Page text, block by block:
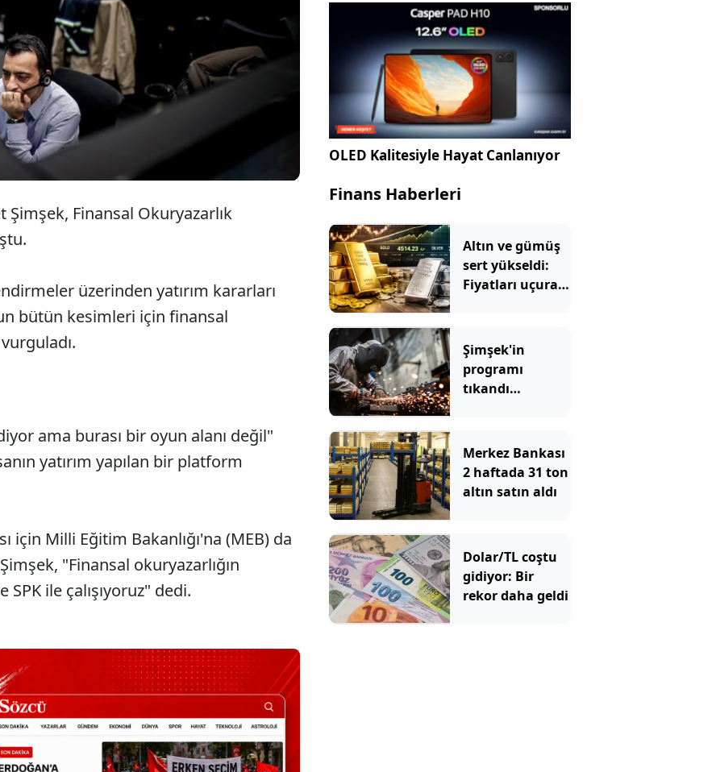
Hazine ve Maliye Bakanı Mehmet Şimşek, "Algı
öyle olabilir ama borsa oyun alanı değil"
uyarısında bulundu.
Şimşek, Finansal Okuryazarlık
üzerinden yatırım kararları
bütün kesimleri için finansal
Sesi Aç
ama burası bir oyun alanı değil"
yatırım yapılan bir platform
için Milli Eğitim Bakanlığı'na (MEB) da
"Finansal okuryazarlığın
ile çalışıyoruz" dedi.
OLED Kalitesiyle Hayat Canlanıyor
Finans Haberleri
Altın ve gümüş
sert yükseldi:
Fiyatları uçuran
Şimşek'in
programı
tıkandı
Merkez Bankası
2 haftada 31 ton
altın satın aldı
Dolar/TL coştu
gidiyor: Bir
rekor daha geldi